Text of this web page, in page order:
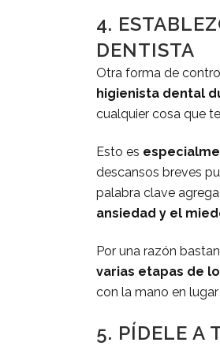
4.
DENTISTA
Otra forma de
higienista dental
cualquier cosa que
Esto es
descansos breves
palabra clave
ansiedad y el
Por una razón
varias etapas de
con la mano en
5. PÍDELE A